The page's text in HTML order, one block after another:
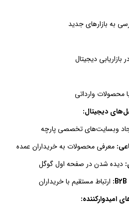
به بازارهای جدید
دیجیتال
محصولات وارداتی
دیجیتال:
وبسایت‌های تخصصی پارچه
معرفی محصولات به خریداران عمده
دیده شدن در صفحه اول گوگل
ارتباط مستقیم با خریداران
امیدوارکننده: